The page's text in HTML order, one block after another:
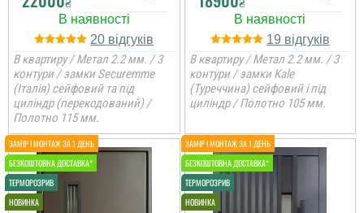
Оля
Велике дякую
менеджеру Віталію за
пораду у виборі дверей,
порадив доплатити
більше і взяти
достойний варіант для
20
В квартиру / Метал 2.2 мм. / 3
контури / замки Securemme
(Італія) сейфовий та під
циліндр (перекодований) /
Полотно 115 мм.
19
В квартиру / Метал 2.2 мм. / 3
контури / замки Kale
(Туреччина) сейфовий і під
циліндр / Полотно 105 мм.